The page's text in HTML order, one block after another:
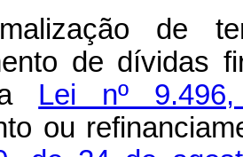
de
de dívidas
Lei nº
ou